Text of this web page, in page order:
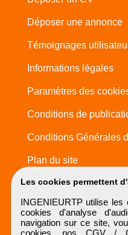
Les cookies permettent
INGENIEURTP utilise
cookies d'analyse
navigation sur ce site,
cookies, nos CGV /
Déposer une annonce
Témoignages
Informations légales
Paramètres des
Conditions de
Conditions Générales
Plan du site